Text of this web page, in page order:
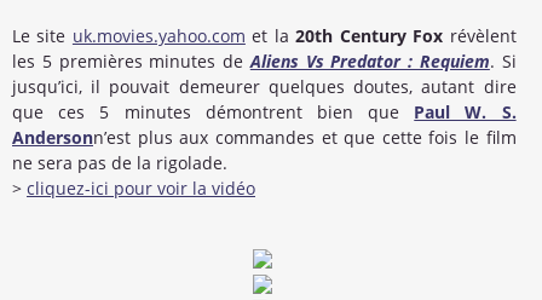
Le site uk.movies.yahoo.com et la20th Century Fox révèlent
les 5 premières minutes deAliens Vs Predator : Requiem. Si
jusqu’ici, il pouvait demeurer quelques doutes, autant dire
que ces 5 minutes démontrent bien que Paul W. S.
Andersonn’est plus aux commandes et que cette fois le film
ne sera pas de la rigolade.
> cliquez-ici pour voir la vidéo